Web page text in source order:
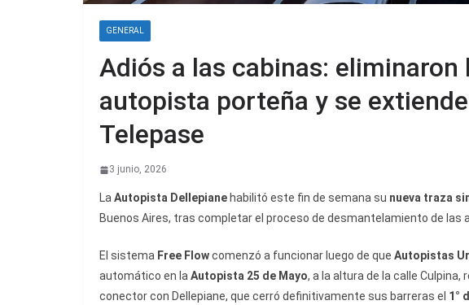
GENERAL
Adiós a las cabinas:
autopista porteña y se
Telepase
3 junio, 2026
LaAutopista Dellepiane habilitó este fin de semana su nueva traza
Buenos Aires, tras completar el proceso de desmantelamiento de las
El sistema Free Flowcomenzó a funcionar luego de que Autopistas
automático en laAutopista 25 de Mayo, a la altura de la calle
conector con Dellepiane, que cerró definitivamente sus barreras el 1°